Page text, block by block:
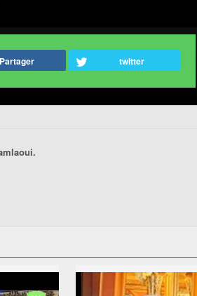
Partager twitter